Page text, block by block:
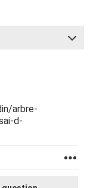
arbre-
d-